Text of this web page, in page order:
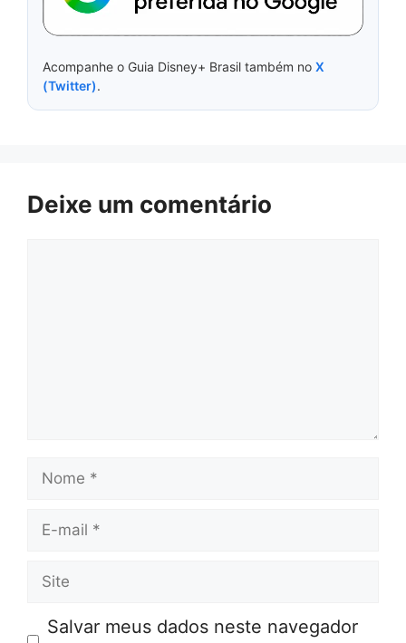
Acompanhe o Guia Disney+ Brasil também no X
(Twitter).
Deixe um comentário
Nome
E-
Site
Salvar meus dados neste navegador